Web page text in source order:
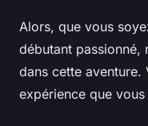
Alors, que vous
débutant passionné,
dans cette aventure.
expérience que